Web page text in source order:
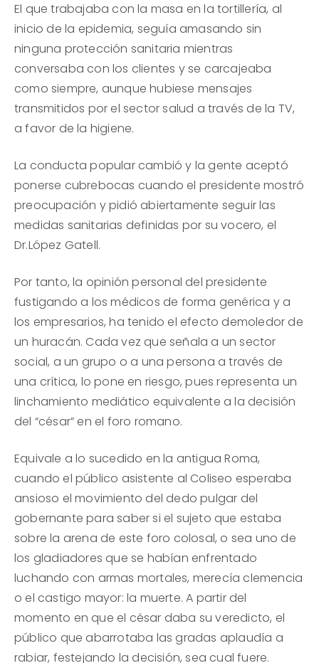
El que trabajaba con la masa en la tortillería, al
inicio de la epidemia, seguía amasando sin
ninguna protección sanitaria mientras
conversaba con los clientes y se carcajeaba
como siempre, aunque hubiese mensajes
transmitidos por el sector salud a través de la TV,
a favor de la higiene.
La conducta popular cambió y la gente aceptó
ponerse cubrebocas cuando el presidente mostró
preocupación y pidió abiertamente seguir las
medidas sanitarias definidas por su vocero, el
Dr.López Gatell.
Por tanto, la opinión personal del presidente
fustigando a los médicos de forma genérica y a
los empresarios, ha tenido el efecto demoledor de
un huracán. Cada vez que señala a un sector
social, a un grupo o a una persona a través de
una crítica, lo pone en riesgo, pues representa un
linchamiento mediático equivalente a la decisión
del “césar” en el foro romano.
Equivale a lo sucedido en la antigua Roma,
cuando el público asistente al Coliseo esperaba
ansioso el movimiento del dedo pulgar del
gobernante para saber si el sujeto que estaba
sobre la arena de este foro colosal, o sea uno de
los gladiadores que se habían enfrentado
luchando con armas mortales, merecía clemencia
o el castigo mayor: la muerte. A partir del
momento en que el césar daba su veredicto, el
público que abarrotaba las gradas aplaudía a
rabiar, festejando la decisión, sea cual fuere.